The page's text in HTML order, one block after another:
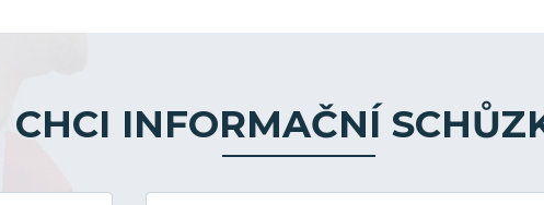
CHCI INFORMAČNÍ